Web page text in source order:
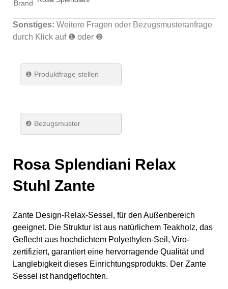
Brand
Sonstiges: Weitere Fragen oder Bezugsmusteranfrage
durch Klick auf ❶ oder ❷
❶ Produktfrage stellen
❷ Bezugsmuster
Rosa Splendiani Relax
Stuhl Zante
Zante Design-Relax-Sessel, für den Außenbereich
geeignet. Die Struktur ist aus natürlichem Teakholz, das
Geflecht aus hochdichtem Polyethylen-Seil, Viro-
zertifiziert, garantiert eine hervorragende Qualität und
Langlebigkeit dieses Einrichtungsprodukts. Der Zante
Sessel ist handgeflochten.